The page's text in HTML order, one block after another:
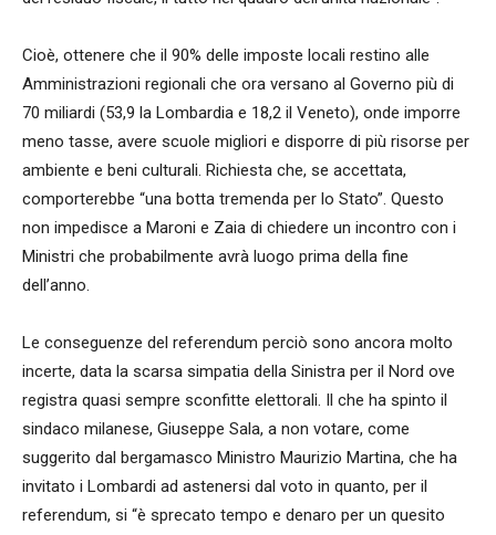
Cioè, ottenere che il 90% delle imposte locali restino alle
Amministrazioni regionali che ora versano al Governo più di
70 miliardi (53,9 la Lombardia e 18,2 il Veneto), onde imporre
meno tasse, avere scuole migliori e disporre di più risorse per
ambiente e beni culturali. Richiesta che, se accettata,
comporterebbe “una botta tremenda per lo Stato”. Questo
non impedisce a Maroni e Zaia di chiedere un incontro con i
Ministri che probabilmente avrà luogo prima della fine
dell’anno.
Le conseguenze del referendum perciò sono ancora molto
incerte, data la scarsa simpatia della Sinistra per il Nord ove
registra quasi sempre sconfitte elettorali. Il che ha spinto il
sindaco milanese, Giuseppe Sala, a non votare, come
suggerito dal bergamasco Ministro Maurizio Martina, che ha
invitato i Lombardi ad astenersi dal voto in quanto, per il
referendum, si “è sprecato tempo e denaro per un quesito